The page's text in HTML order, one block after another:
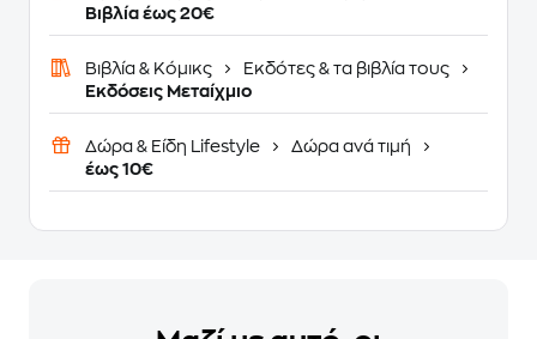
Βιβλία έως 20€
Βιβλία & Κόμικς
Εκδότες & τα βιβλία τους
Εκδόσεις Μεταίχμιο
Δώρα & Είδη Lifestyle
Δώρα ανά τιμή
έως 10€